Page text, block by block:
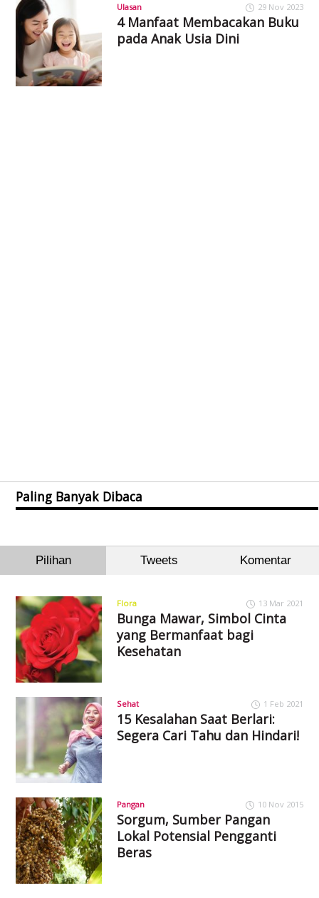
Ulasan 29 Nov 2023
4 Manfaat Membacakan Buku
pada Anak Usia Dini
Paling Banyak Dibaca
Pilihan Tweets Komentar
Flora 13 Mar 2021
Bunga Mawar, Simbol Cinta
yang Bermanfaat bagi
Kesehatan
Sehat 1 Feb 2021
15 Kesalahan Saat Berlari:
Segera Cari Tahu dan Hindari!
Pangan 10 Nov 2015
Sorgum, Sumber Pangan
Lokal Potensial Pengganti
Beras